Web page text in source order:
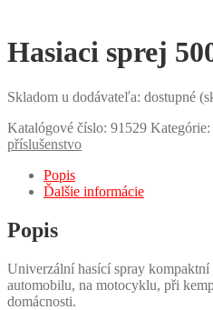
Hasiaci sprej
Skladom u dodávateľa: dostupné
Katalógové číslo: 91529 Kategórie:
příslušenstvo
Popis
Ďalšie informácie
Popis
Univerzální hasící spray
automobilu, na motocyklu, při
domácnosti.